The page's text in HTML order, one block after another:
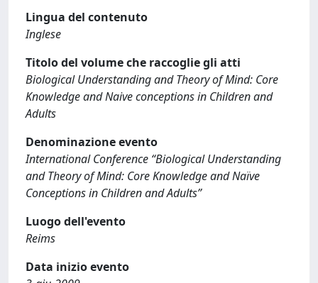
Lingua del contenuto
Inglese
Titolo del volume che raccoglie gli atti
Biological Understanding and Theory of Mind: Core
Knowledge and Naive conceptions in Children and
Adults
Denominazione evento
International Conference “Biological Understanding
and Theory of Mind: Core Knowledge and Naïve
Conceptions in Children and Adults”
Luogo dell'evento
Reims
Data inizio evento